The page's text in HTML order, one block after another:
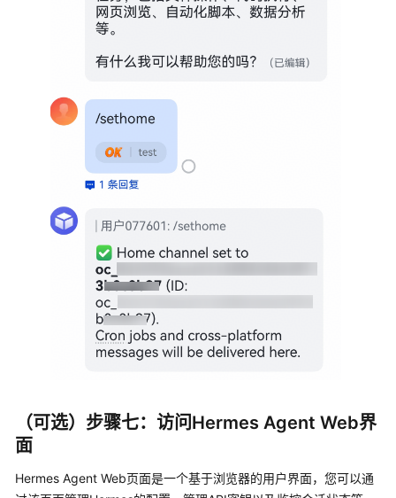
（可选）步骤七：访问Hermes Agent Web界
面
Hermes Agent Web页面是一个基于浏览器的用户界面，您可以通